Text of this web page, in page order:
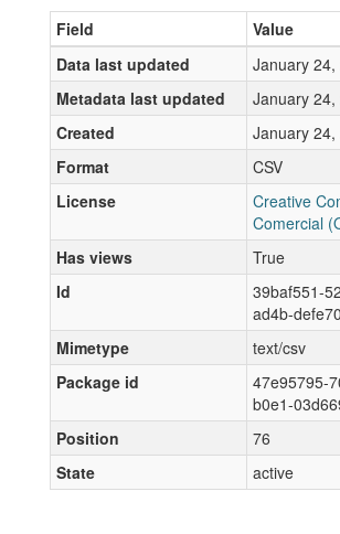
Field
Value
Data last updated
January 24,
Metadata last updated
January 24,
Created
January 24,
Format
CSV
License
Creative
Comercial
Has views
True
Id
39baf551-
ad4b-
Mimetype
text/csv
Package id
47e95795-
b0e1-
Position
76
State
active